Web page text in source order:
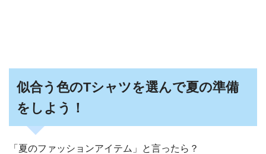
似合う色のTシャツを選んで夏の準備
をしよう！
「夏のファッションアイテム」と言ったら？